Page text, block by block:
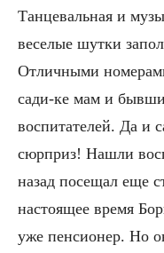
Танцевальная и
веселые шутки
Отличными
сади-ке мам и
воспитателей. Да и
сюрприз! Нашли
назад посещал еще
настоящее время
уже пенсионер. Но